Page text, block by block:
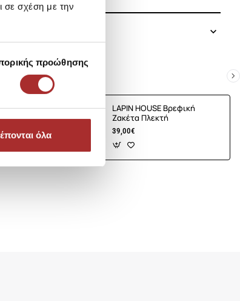
σε σχέση με την
προώθησης
όλα
LAPIN HOUSE Βρεφική
Ζακέτα Πλεκτή
39,00€